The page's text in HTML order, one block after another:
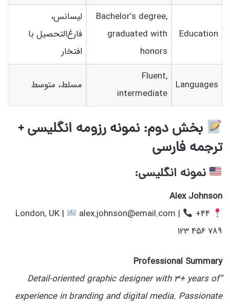
Education
Bachelor’s degree,
graduated with
honors
لیسانس،
فارغ‌التحصیل با
افتخار
Languages
Fluent,
intermediate
مسلط، متوسط
بخش دوم: نمونه رزومه انگلیسی +
ترجمه فارسی
نمونه انگلیسی:
Alex Johnson
London, UK |
alex.johnson@email.com |
+44
123 456 789
Professional Summary
“Detail-oriented graphic designer with 3+ years of
experience in branding and digital media. Passionate